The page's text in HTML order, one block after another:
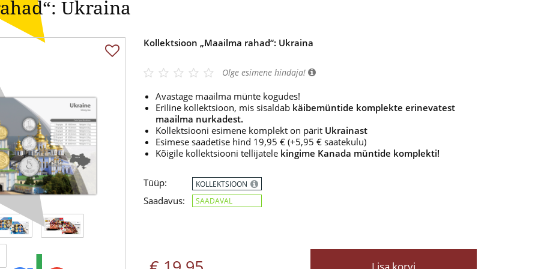
Ukraina
Kollektsioon „Maailma rahad“: Ukraina
Olge esimene hindaja!
Avastage maailma münte kogudes!
Eriline kollektsioon, mis sisaldab käibemüntide komplekte erinevatest
maailma nurkadest.
Kollektsiooni esimene komplekt on pärit Ukrainast
Esimese saadetise hind 19,95 € (+5,95 € saatekulu)
Kõigile kollektsiooni tellijatele kingime Kanada müntide komplekti!
Tüüp:
Saadavus:
KOLLEKTSIOON
SAADAVAL